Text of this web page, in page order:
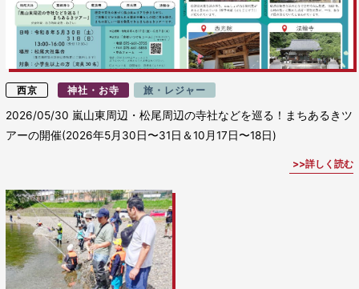
西京 神社・お寺 旅・レジャー
2026/05/30 嵐山東周辺・松尾周辺の寺社などを巡る！まちあるきツ
アーの開催(2026年5月30日〜31日＆10月17日〜18日)
詳しく読む